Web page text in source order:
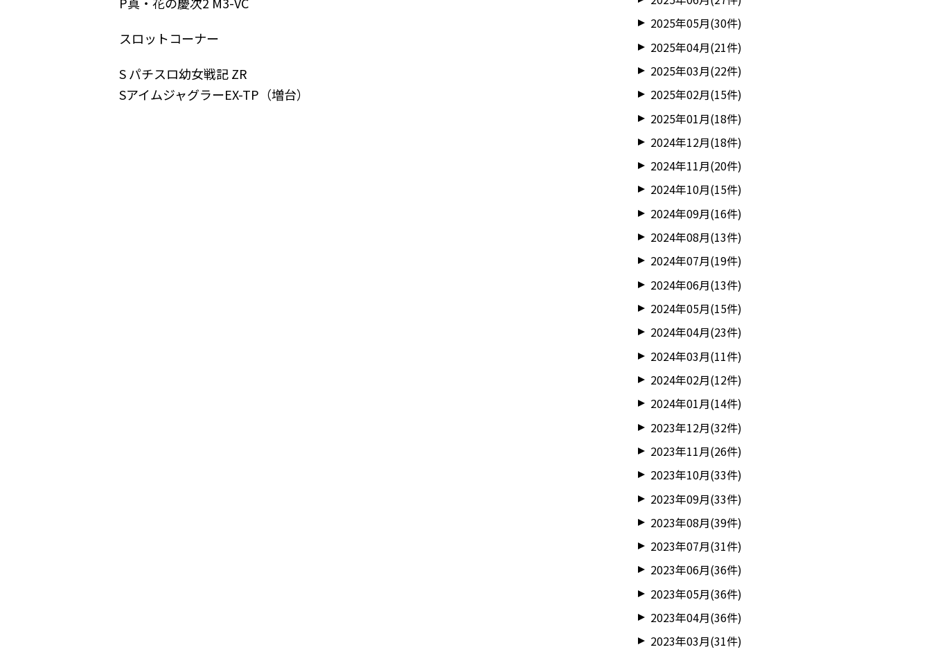
スロットコーナー
S パチスロ幼女戦記 ZR
SアイムジャグラーEX-TP（増台）
2025年05月(30件)
2025年04月(21件)
2025年03月(22件)
2025年02月(15件)
2025年01月(18件)
2024年12月(18件)
2024年11月(20件)
2024年10月(15件)
2024年09月(16件)
2024年08月(13件)
2024年07月(19件)
2024年06月(13件)
2024年05月(15件)
2024年04月(23件)
2024年03月(11件)
2024年02月(12件)
2024年01月(14件)
2023年12月(32件)
2023年11月(26件)
2023年10月(33件)
2023年09月(33件)
2023年08月(39件)
2023年07月(31件)
2023年06月(36件)
2023年05月(36件)
2023年04月(36件)
2023年03月(31件)